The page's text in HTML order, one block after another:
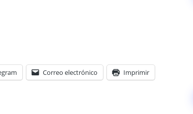
Correo electrónico Imprimir